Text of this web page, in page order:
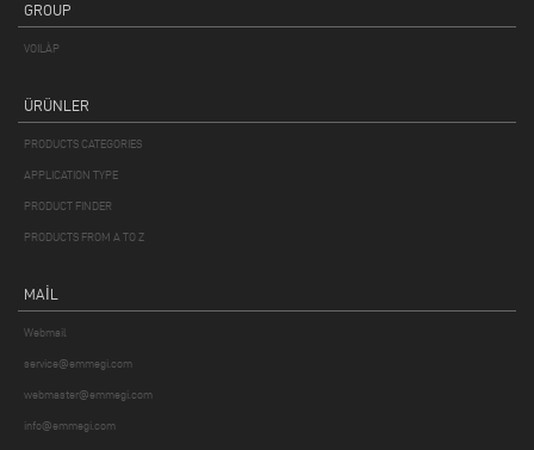
GROUP
VOILÀP
ÜRÜNLER
PRODUCTS CATEGORIES
APPLICATION TYPE
PRODUCT FINDER
PRODUCTS FROM A TO Z
MAIL
Webmail
service@emmegi.com
webmaster@emmegi.com
info@emmegi.com